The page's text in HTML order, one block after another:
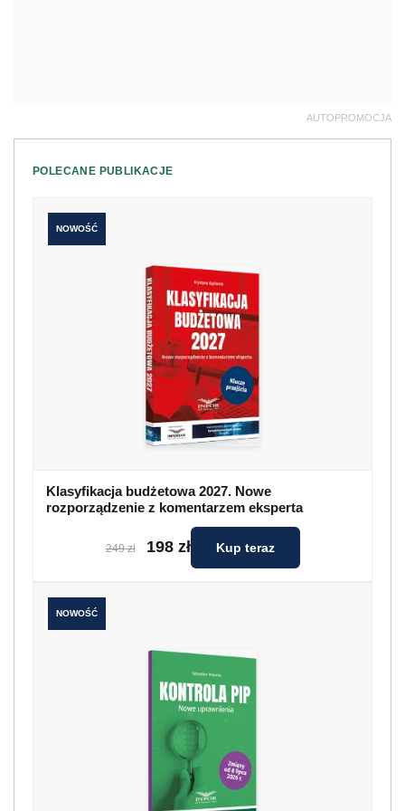
AUTOPROMOCJA
POLECANE PUBLIKACJE
NOWOŚĆ
Klasyfikacja budżetowa 2027. Nowe
rozporządzenie z komentarzem eksperta
249 zł 198 zł Kup teraz
NOWOŚĆ